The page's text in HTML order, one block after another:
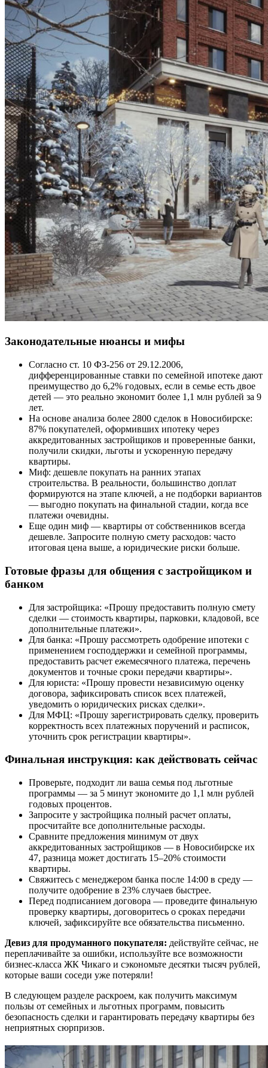
Законодательные нюансы и мифы
Согласно ст. 10 ФЗ-256 от 29.12.2006,
дифференцированные ставки по семейной ипотеке дают
преимущество до 6,2% годовых, если в семье есть двое
детей — это реально экономит более 1,1 млн рублей за 9
лет.
На основе анализа более 2800 сделок в Новосибирске:
87% покупателей, оформивших ипотеку через
аккредитованных застройщиков и проверенные банки,
получили скидки, льготы и ускоренную передачу
квартиры.
Миф: дешевле покупать на ранних этапах
строительства. В реальности, большинство доплат
формируются на этапе ключей, а не подборки вариантов
— выгодно покупать на финальной стадии, когда все
платежи очевидны.
Еще один миф — квартиры от собственников всегда
дешевле. Запросите полную смету расходов: часто
итоговая цена выше, а юридические риски больше.
Готовые фразы для общения с застройщиком и
банком
Для застройщика: «Прошу предоставить полную смету
сделки — стоимость квартиры, парковки, кладовой, все
дополнительные платежи».
Для банка: «Прошу рассмотреть одобрение ипотеки с
применением господдержки и семейной программы,
предоставить расчет ежемесячного платежа, перечень
документов и точные сроки передачи квартиры».
Для юриста: «Прошу провести независимую оценку
договора, зафиксировать список всех платежей,
уведомить о юридических рисках сделки».
Для МФЦ: «Прошу зарегистрировать сделку, проверить
корректность всех платежных поручений и расписок,
уточнить срок регистрации квартиры».
Финальная инструкция: как действовать сейчас
Проверьте, подходит ли ваша семья под льготные
программы — за 5 минут экономите до 1,1 млн рублей
годовых процентов.
Запросите у застройщика полный расчет оплаты,
просчитайте все дополнительные расходы.
Сравните предложения минимум от двух
аккредитованных застройщиков — в Новосибирске их
47, разница может достигать 15–20% стоимости
квартиры.
Свяжитесь с менеджером банка после 14:00 в среду —
получите одобрение в 23% случаев быстрее.
Перед подписанием договора — проведите финальную
проверку квартиры, договоритесь о сроках передачи
ключей, зафиксируйте все обязательства письменно.
Девиз для продуманного покупателя: действуйте сейчас, не
переплачивайте за ошибки, используйте все возможности
бизнес-класса ЖК Чикаго и сэкономьте десятки тысяч рублей,
которые ваши соседи уже потеряли!
В следующем разделе раскроем, как получить максимум
пользы от семейных и льготных программ, повысить
безопасность сделки и гарантировать передачу квартиры без
неприятных сюрпризов.